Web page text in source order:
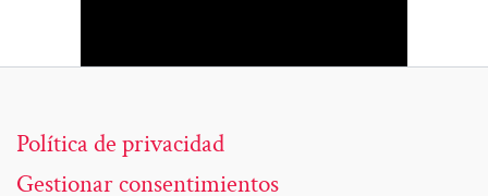
Política de privacidad
Gestionar consentimientos